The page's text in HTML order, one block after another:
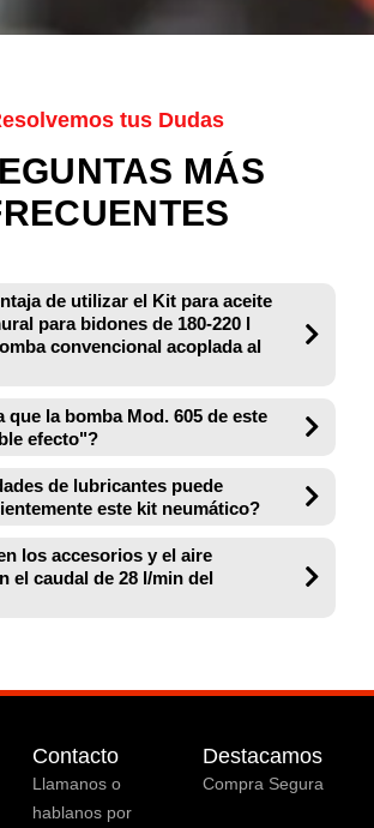
de utilizar el Kit para aceite
para bidones de 180-220 l
convencional acoplada al
que la bomba Mod. 605 de este
efecto"?
de lubricantes puede
este kit neumático?
los accesorios y el aire
el caudal de 28 l/min del
tus Dudas
MÁS
Contacto
Llamanos o
hablanos por
Destacamos
Compra Segura